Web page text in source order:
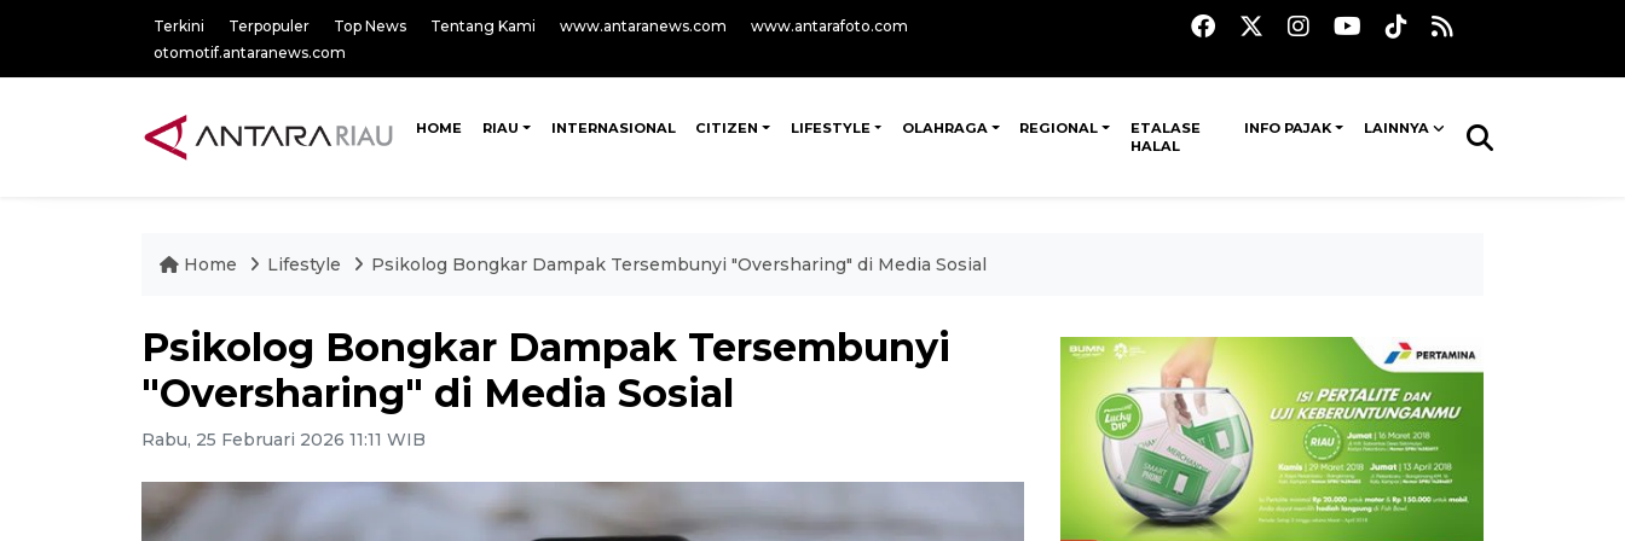
Terkini Terpopuler Top News Tentang Kami www.antaranews.com
www.antarafoto.com
otomotif.antaranews.com
HOME RIAU INTERNASIONAL CITIZEN LIFESTYLE OLAHRAGA REGIONAL
ETALASE
HALAL
INFO PAJAK LAINNYA
Home Lifestyle Psikolog Bongkar Dampak Tersembunyi "Oversharing" di Media Sosial
Psikolog Bongkar Dampak Tersembunyi
"Oversharing" di Media Sosial
Rabu, 25 Februari 2026 11:11 WIB